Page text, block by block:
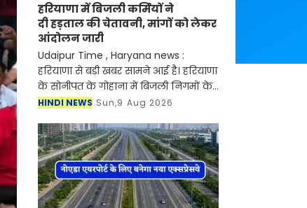
हरियाणा में बिजली कर्मियों ने
दी हड़ताल की चेतावनी, मांगों को लेकर
आंदोलन जारी
Udaipur Time , Haryana news :
हरियाणा से बड़ी खबर सामने आई है। हरियाणा
के सोनीपत के गोहाना में बिजली निगमों के
निजीकरण के विरोध में कर्मचारियों का
बता दें की बिजली
HINDI NEWS Sun,9 Aug 2026